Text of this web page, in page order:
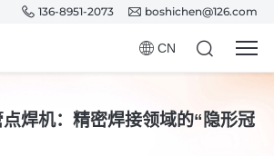
136-8951-2073 boshichen@126.com
CN
焊机：精密焊接领域的“隐形冠